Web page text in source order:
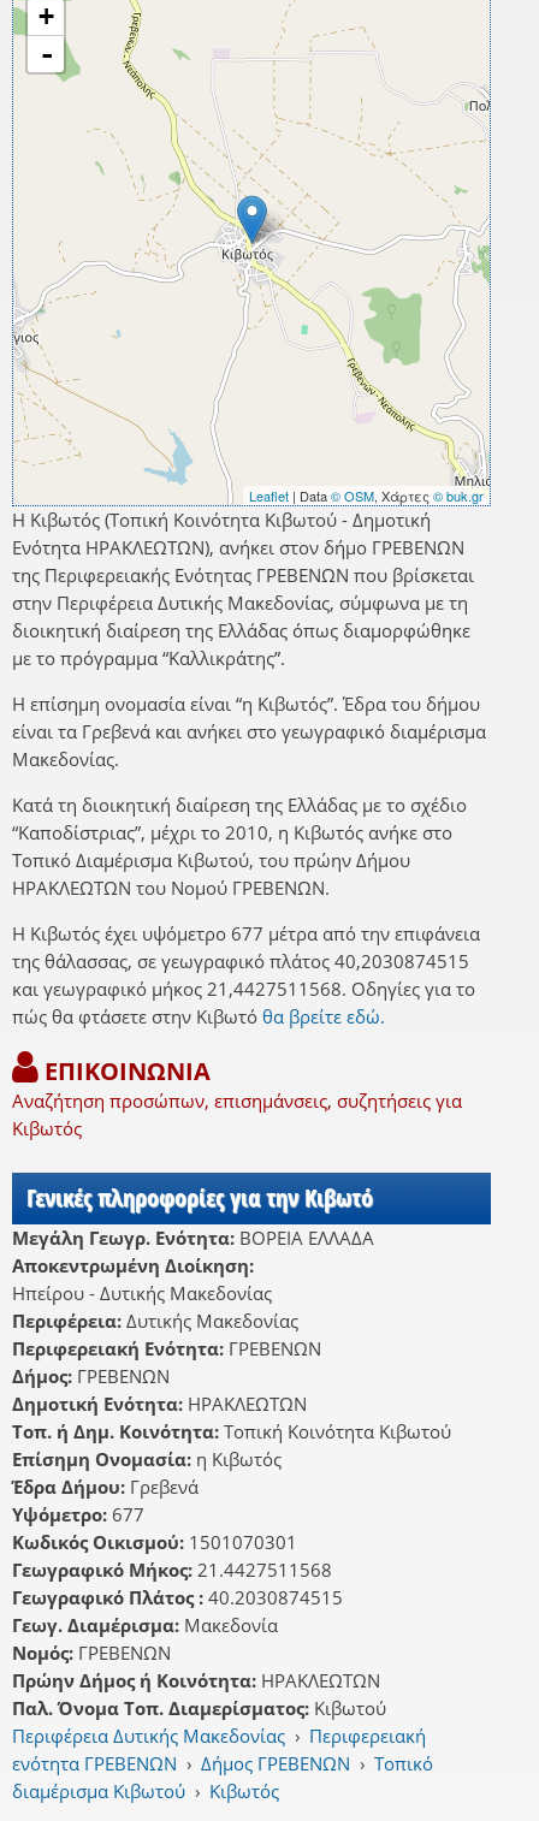
+
-
Leaflet | Data© OSM, Χάρτες © buk.gr
Η Κιβωτός (Τοπική Κοινότητα Κιβωτού - Δημοτική
Ενότητα ΗΡΑΚΛΕΩΤΩΝ), ανήκει στον δήμο ΓΡΕΒΕΝΩΝ
της Περιφερειακής Ενότητας ΓΡΕΒΕΝΩΝ που βρίσκεται
στην Περιφέρεια Δυτικής Μακεδονίας, σύμφωνα με τη
διοικητική διαίρεση της Ελλάδας όπως διαμορφώθηκε
με το πρόγραμμα “Καλλικράτης”.
Η επίσημη ονομασία είναι “η Κιβωτός”. Έδρα του δήμου
είναι τα Γρεβενά και ανήκει στο γεωγραφικό διαμέρισμα
Μακεδονίας.
Κατά τη διοικητική διαίρεση της Ελλάδας με το σχέδιο
“Καποδίστριας”, μέχρι το 2010, η Κιβωτός ανήκε στο
Τοπικό Διαμέρισμα Κιβωτού, του πρώην Δήμου
ΗΡΑΚΛΕΩΤΩΝ του Νομού ΓΡΕΒΕΝΩΝ.
Η Κιβωτός έχει υψόμετρο 677 μέτρα από την επιφάνεια
της θάλασσας, σε γεωγραφικό πλάτος 40,2030874515
και γεωγραφικό μήκος 21,4427511568. Οδηγίες για το
πώς θα φτάσετε στην Κιβωτό θα βρείτε εδώ.
ΕΠΙΚΟΙΝΩΝΙΑ
Αναζήτηση προσώπων, επισημάνσεις, συζητήσεις για
Κιβωτός
Γενικές πληροφορίες για την Κιβωτό
Μεγάλη Γεωγρ. Ενότητα: ΒΟΡΕΙΑ ΕΛΛΑΔΑ
Αποκεντρωμένη Διοίκηση:
Ηπείρου - Δυτικής Μακεδονίας
Περιφέρεια: Δυτικής Μακεδονίας
Περιφερειακή Ενότητα: ΓΡΕΒΕΝΩΝ
Δήμος: ΓΡΕΒΕΝΩΝ
Δημοτική Ενότητα: ΗΡΑΚΛΕΩΤΩΝ
Τοπ. ή Δημ. Κοινότητα: Τοπική Κοινότητα Κιβωτού
Επίσημη Ονομασία: η Κιβωτός
Έδρα Δήμου: Γρεβενά
Υψόμετρο: 677
Κωδικός Οικισμού: 1501070301
Γεωγραφικό Μήκος: 21.4427511568
Γεωγραφικό Πλάτος : 40.2030874515
Γεωγ. Διαμέρισμα: Μακεδονία
Νομός: ΓΡΕΒΕΝΩΝ
Πρώην Δήμος ή Κοινότητα: ΗΡΑΚΛΕΩΤΩΝ
Παλ. Όνομα Τοπ. Διαμερίσματος: Κιβωτού
Περιφέρεια Δυτικής Μακεδονίας › Περιφερειακή
ενότητα ΓΡΕΒΕΝΩΝ › Δήμος ΓΡΕΒΕΝΩΝ › Τοπικό
διαμέρισμα Κιβωτού › Κιβωτός